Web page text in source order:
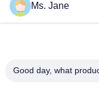
250g 325gの背部灰色
てある複式アパート板
140g 170g プリント
Ms. Jane
Good day, what